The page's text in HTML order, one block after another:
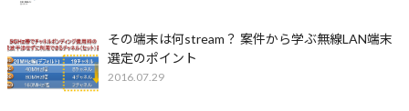
その端末は何stream？ 案件から学ぶ無線LAN端末
選定のポイント
2016.07.29